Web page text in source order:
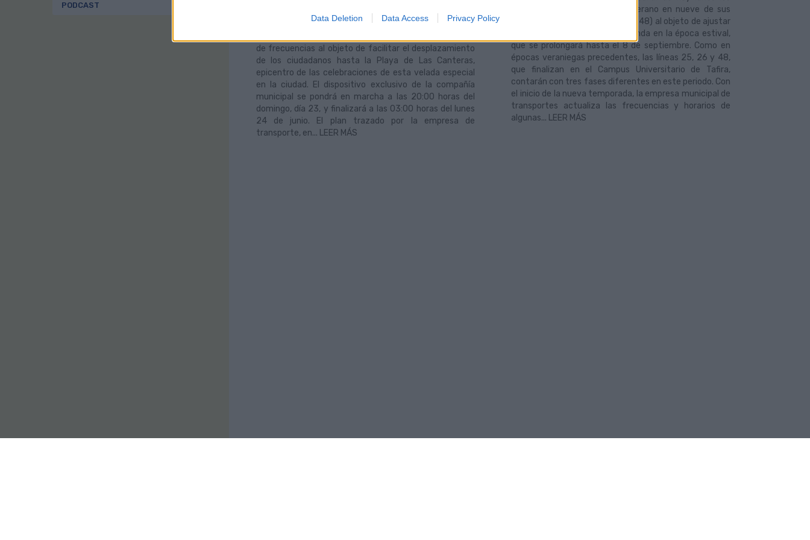
Data Deletion Data Access Privacy Policy
PODCAST
Guaguas Municipales despliega para los festejos de la
Noche de San Juan un servicio especial de transporte
de frecuencias al objeto de facilitar el desplazamiento
de los ciudadanos hasta la Playa de Las Canteras,
epicentro de las celebraciones de esta velada especial
en la ciudad. El dispositivo exclusivo de la compañía
municipal se pondrá en marcha a las 20:00 horas del
domingo, día 23, y finalizará a las 03:00 horas del lunes
24 de junio. El plan trazado por la empresa de
transporte, en... LEER MÁS
horarios de la temporada de verano en nueve de sus
líneas (1, 2, 6, 10, 19, 22, 25, 26 y 48) al objeto de ajustar
la oferta del servicio a la demanda en la época estival,
que se prolongará hasta el 8 de septiembre. Como en
épocas veraniegas precedentes, las líneas 25, 26 y 48,
que finalizan en el Campus Universitario de Tafira,
contarán con tres fases diferentes en este periodo. Con
el inicio de la nueva temporada, la empresa municipal de
transportes actualiza las frecuencias y horarios de
algunas... LEER MÁS